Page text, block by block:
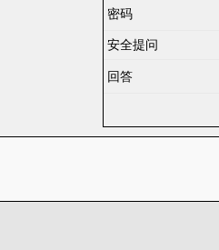
密码
安全提问
回答